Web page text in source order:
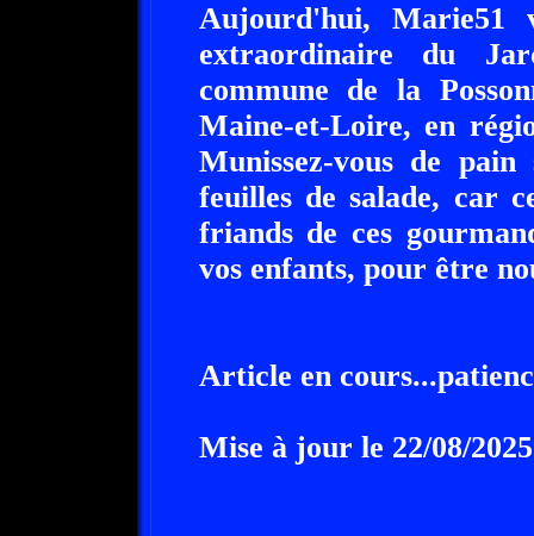
Aujourd'hui, Marie51
extraordinaire du
commune de la
Maine-et-Loire, en
Munissez-vous de
feuilles de salade, car
friands de ces
vos enfants, pour être
Article en
Mise à jour le 22/08/2025